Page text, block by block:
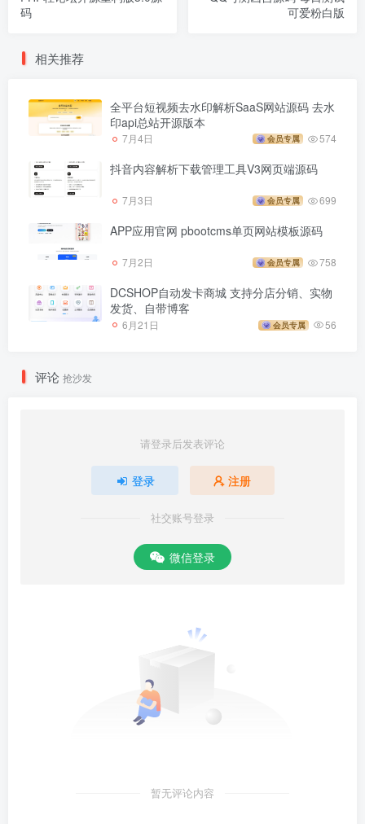
码
可爱粉白版
相关推荐
全平台短视频去水印解析SaaS网站源码 去水
印api总站开源版本
7月4日 会员专属 574
抖音内容解析下载管理工具V3网页端源码
7月3日 会员专属 699
APP应用官网 pbootcms单页网站模板源码
7月2日 会员专属 758
DCSHOP自动发卡商城 支持分店分销、实物
发货、自带博客
6月21日 会员专属 56
评论 抢沙发
请登录后发表评论
登录 注册
社交账号登录
微信登录
暂无评论内容